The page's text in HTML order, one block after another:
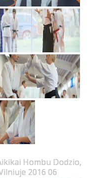
Hombu Dodzio,
2016 06